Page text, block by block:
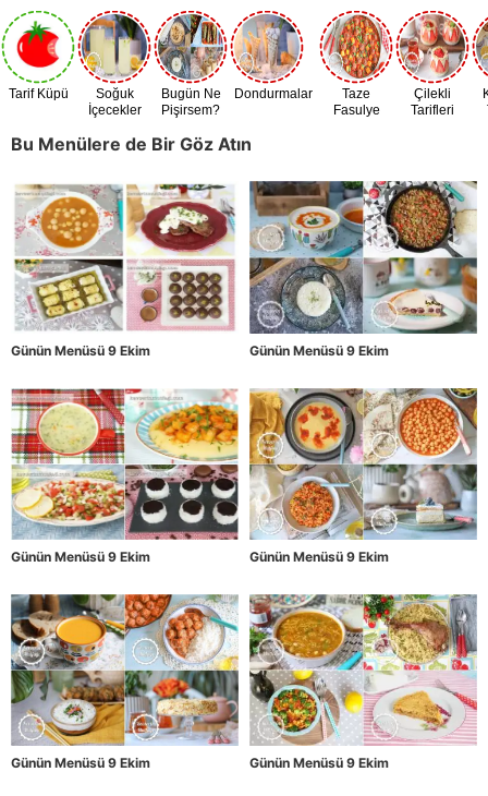
Tarif Küpü
Soğuk
İçecekler
Bugün Ne
Pişirsem?
Dondurmalar
Taze
Fasulye
Çilekli
Tarifleri
Bu Menülere de Bir Göz Atın
Günün Menüsü 9 Ekim Günün Menüsü 9 Ekim
Günün Menüsü 9 Ekim Günün Menüsü 9 Ekim
Günün Menüsü 9 Ekim Günün Menüsü 9 Ekim